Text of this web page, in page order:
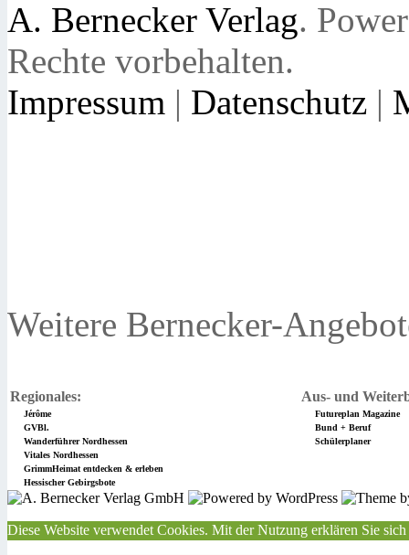
A. Bernecker Verlag.
Rechte vorbehalten.
Impressum | Datenschutz |
Weitere Bernecker-
Regionales: Aus- und
Jérôme
Futureplan Magazine
GVBl.
Bund + Beruf
Wanderführer Nordhessen
Schülerplaner
Vitales Nordhessen
GrimmHeimat entdecken & erleben
Hessischer Gebirgsbote
Diese Website verwendet Cookies. Mit der Nutzung erklären Sie